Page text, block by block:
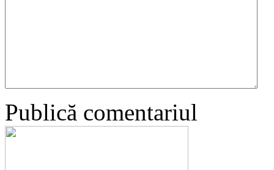
Publică comentariul